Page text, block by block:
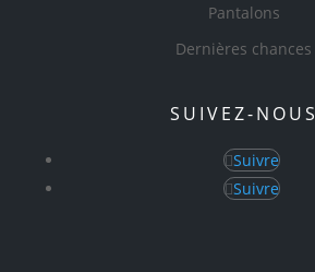
Pantalons
Dernières chances
SUIVEZ-NOUS
Suivre
Suivre